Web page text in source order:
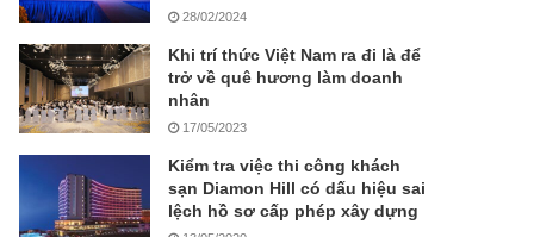
28/02/2024
Khi trí thức Việt Nam ra đi là để
trở về quê hương làm doanh
nhân
17/05/2023
Kiểm tra việc thi công khách
sạn Diamon Hill có dấu hiệu sai
lệch hồ sơ cấp phép xây dựng